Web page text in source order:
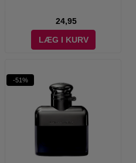
24,95
LÆG I KURV
-51%